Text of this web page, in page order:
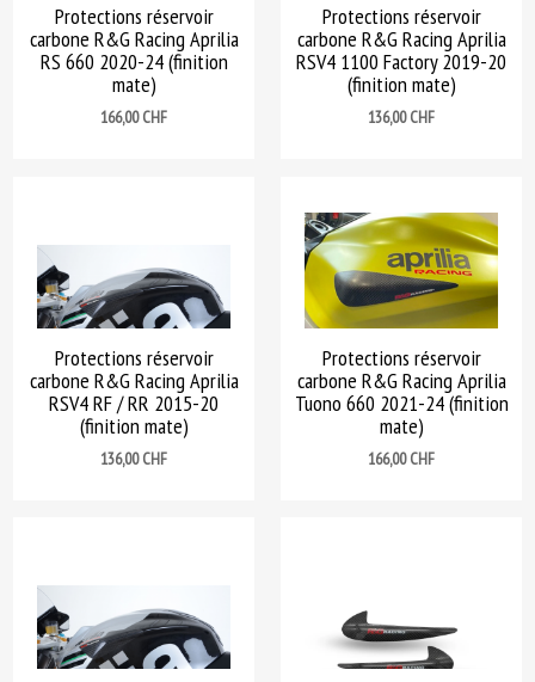
Protections réservoir
carbone R&G Racing Aprilia
RS 660 2020-24 (finition
mate)
Prix
166,00 CHF
Protections réservoir
carbone R&G Racing Aprilia
RSV4 1100 Factory 2019-20
(finition mate)
Prix
136,00 CHF
Protections réservoir
carbone R&G Racing Aprilia
RSV4 RF / RR 2015-20
(finition mate)
Prix
136,00 CHF
Protections réservoir
carbone R&G Racing Aprilia
Tuono 660 2021-24 (finition
mate)
Prix
166,00 CHF